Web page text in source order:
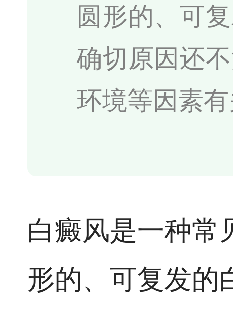
圆形的、可
确切原因还
环境等因素
白癜风是一种常
形的、可复发的